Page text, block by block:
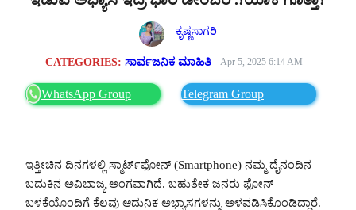
ಕೃಷ್ಣಸಾಗರಿ
CATEGORIES: ಸಾರ್ವಜನಿಕ ಮಾಹಿತಿ Apr 5, 2025 6:14 AM
WhatsApp Group Telegram Group
ಇತ್ತೀಚಿನ ದಿನಗಳಲ್ಲಿ ಸ್ಮಾರ್ಟ್‌ಫೋನ್ (Smartphone) ನಮ್ಮ ದೈನಂದಿನ
ಬದುಕಿನ ಅವಿಭಾಜ್ಯ ಅಂಗವಾಗಿದೆ. ಬಹುತೇಕ ಜನರು ಫೋನ್
ಬಳಕೆಯೊಂದಿಗೆ ಕೆಲವು ಆದುನಿಕ ಅಭ್ಯಾಸಗಳನ್ನು ಅಳವಡಿಸಿಕೊಂಡಿದ್ದಾರೆ.